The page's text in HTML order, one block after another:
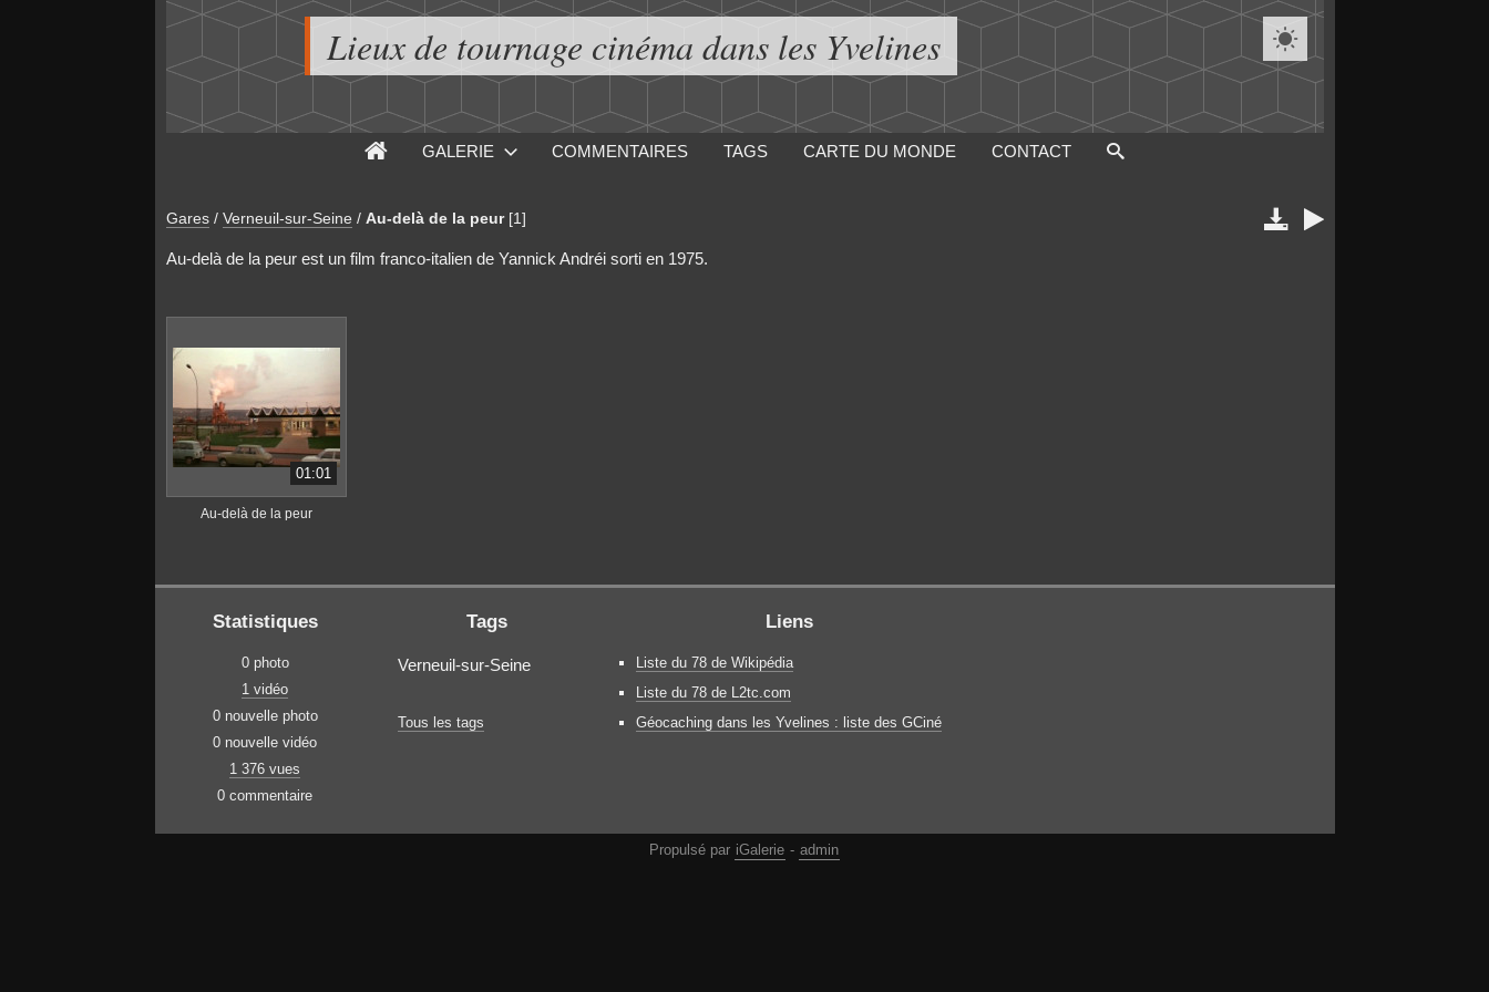
Lieux de tournage cinéma dans les Yvelines 
GALERIE COMMENTAIRES TAGS CARTE DU MONDE CONTACT
Gares / Verneuil-sur-Seine / Au-delà de la peur [1]  
Au-delà de la peur est un film franco-italien de Yannick Andréi sorti en 1975.
01:01
Au-delà de la peur
Statistiques
0 photo
1 vidéo
0 nouvelle photo
0 nouvelle vidéo
1 376 vues
0 commentaire
Tags
Verneuil-sur-Seine
Tous les tags
Liens
Liste du 78 de Wikipédia
Liste du 78 de L2tc.com
Géocaching dans les Yvelines : liste des GCiné
Propulsé par iGalerie - admin